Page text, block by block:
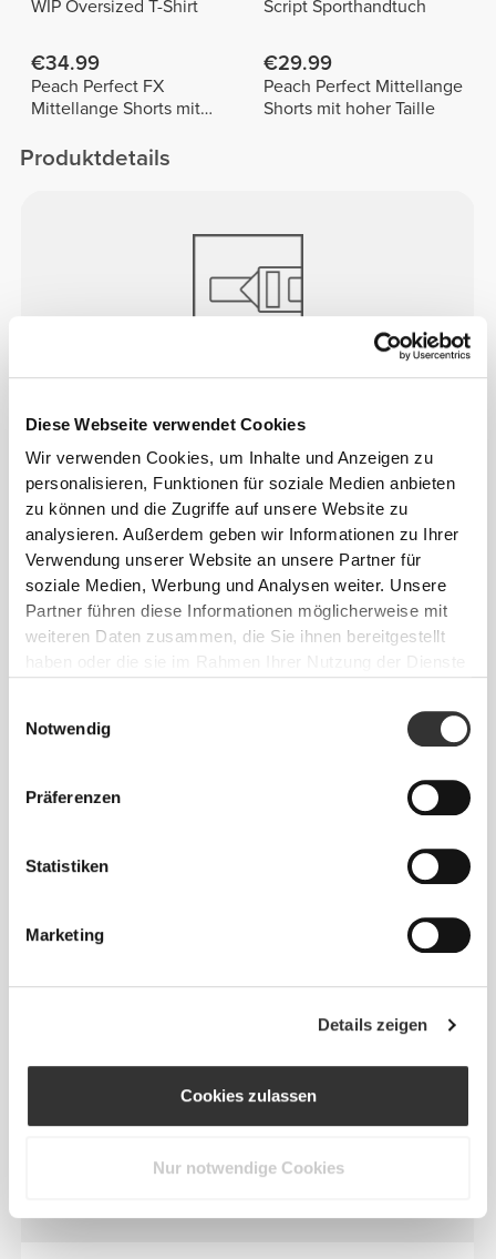
Diese Webseite verwendet Cookies
Wir verwenden Cookies, um Inhalte und Anzeigen zu
personalisieren, Funktionen für soziale Medien anbieten
zu können und die Zugriffe auf unsere Website zu
analysieren. Außerdem geben wir Informationen zu Ihrer
Verwendung unserer Website an unsere Partner für
soziale Medien, Werbung und Analysen weiter. Unsere
Partner führen diese Informationen möglicherweise mit
weiteren Daten zusammen, die Sie ihnen bereitgestellt
haben oder die sie im Rahmen Ihrer Nutzung der Dienste
Notwendig
Präferenzen
Statistiken
Marketing
Details zeigen
Cookies zulassen
Nur notwendige Cookies
WIP Oversized T-Shirt Script Sporthandtuch
€34.99
Peach Perfect FX
Mittellange Shorts mit
€29.99
Peach Perfect Mittellange
Shorts mit hoher Taille
Produktdetails
COMPTECH©
PERFORMANCE
Revolutionäre nahtlose Kompressionstechnologie
für Hochleistungsathleten. Entwickelt mit
strategischer Muskelunterstützung zur Steigerung
deiner Leistung.
LEICHT ANZULEGEN
Extra-breiter Klettverschluss für sicheren und
SICHERER HALT
Webtechnik sorgt für erhöhte Langlebigkeit und
optimale Dehnbarkeit und bietet gezielte
Kompression genau dort, wo du sie am meisten